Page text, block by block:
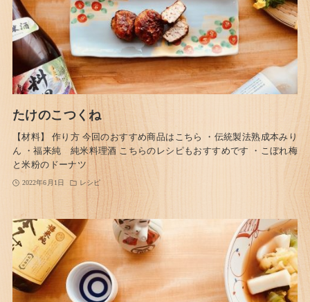
たけのこつくね
【材料】 作り方 今回のおすすめ商品はこちら ・伝統製法熟成本みり
ん ・福来純 純米料理酒 こちらのレシピもおすすめです ・こぼれ梅
と米粉のドーナツ
2022年6月1日 レシピ